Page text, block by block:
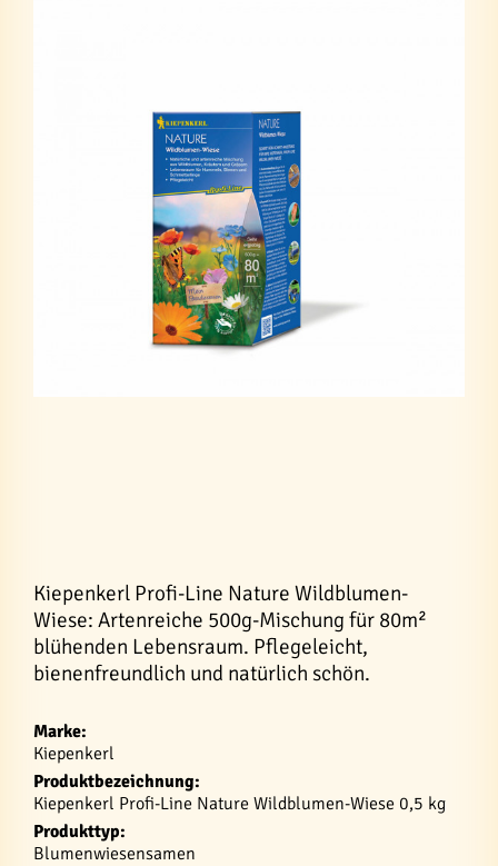
Kiepenkerl Profi-Line Nature Wildblumen-
Wiese: Artenreiche 500g-Mischung für 80m²
blühenden Lebensraum. Pflegeleicht,
bienenfreundlich und natürlich schön.
Marke:
Kiepenkerl
Produktbezeichnung:
Kiepenkerl Profi-Line Nature Wildblumen-Wiese 0,5 kg
Produkttyp:
Blumenwiesensamen